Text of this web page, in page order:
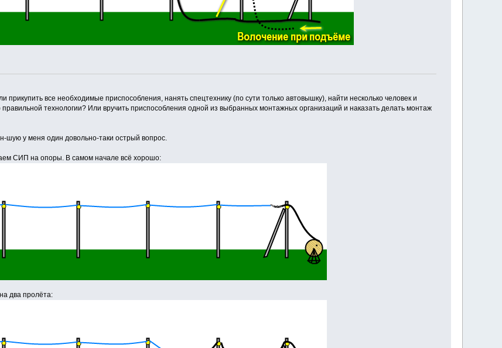
прикупить все необходимые приспособления, нанять спецтехнику (по сути только автовышку), найти несколько человек и
технологии? Или вручить приспособления одной из выбранных монтажных организаций и наказать делать монтаж
шую у меня один довольно-таки острый вопрос.
СИП на опоры. В самом начале всё хорошо:
два пролёта: